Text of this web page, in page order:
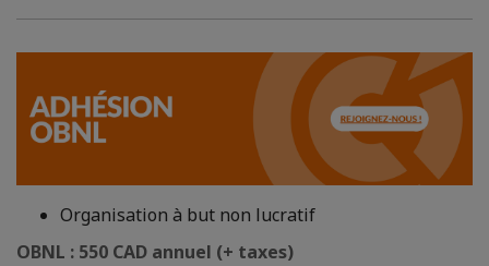
Organisation à but non lucratif
OBNL : 550 CAD annuel (+ taxes)